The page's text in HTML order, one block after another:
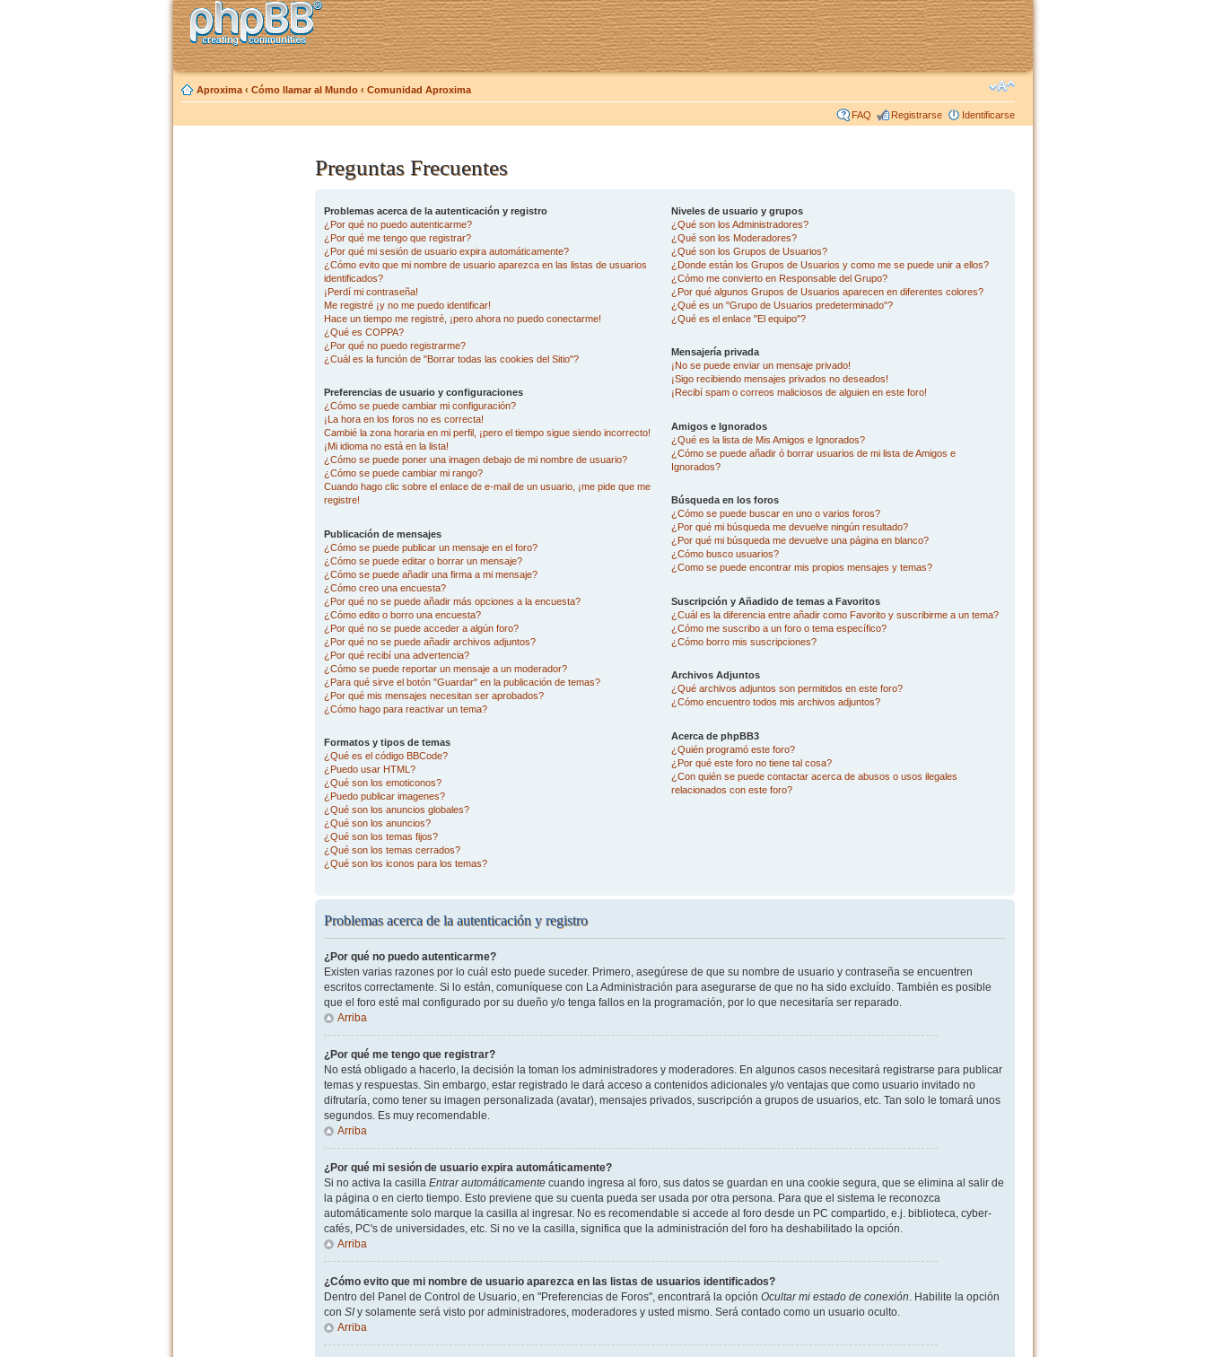
Aproxima ‹ Cómo llamar al Mundo ‹ Comunidad Aproxima
FAQ Registrarse Identificarse
Preguntas Frecuentes
Problemas acerca de la autenticación y registro
¿Por qué no puedo autenticarme?
¿Por qué me tengo que registrar?
¿Por qué mi sesión de usuario expira automáticamente?
¿Cómo evito que mi nombre de usuario aparezca en las listas de usuarios
identificados?
¡Perdí mi contraseña!
Me registré ¡y no me puedo identificar!
Hace un tiempo me registré, ¡pero ahora no puedo conectarme!
¿Qué es COPPA?
¿Por qué no puedo registrarme?
¿Cuál es la función de "Borrar todas las cookies del Sitio"?
Preferencias de usuario y configuraciones
¿Cómo se puede cambiar mi configuración?
¡La hora en los foros no es correcta!
Cambié la zona horaria en mi perfil, ¡pero el tiempo sigue siendo incorrecto!
¡Mi idioma no está en la lista!
¿Cómo se puede poner una imagen debajo de mi nombre de usuario?
¿Cómo se puede cambiar mi rango?
Cuando hago clic sobre el enlace de e-mail de un usuario, ¡me pide que me
registre!
Publicación de mensajes
¿Cómo se puede publicar un mensaje en el foro?
¿Cómo se puede editar o borrar un mensaje?
¿Cómo se puede añadir una firma a mi mensaje?
¿Cómo creo una encuesta?
¿Por qué no se puede añadir más opciones a la encuesta?
¿Cómo edito o borro una encuesta?
¿Por qué no se puede acceder a algún foro?
¿Por qué no se puede añadir archivos adjuntos?
¿Por qué recibí una advertencia?
¿Cómo se puede reportar un mensaje a un moderador?
¿Para qué sirve el botón "Guardar" en la publicación de temas?
¿Por qué mis mensajes necesitan ser aprobados?
¿Cómo hago para reactivar un tema?
Formatos y tipos de temas
¿Qué es el código BBCode?
¿Puedo usar HTML?
¿Qué son los emoticonos?
¿Puedo publicar imagenes?
¿Qué son los anuncios globales?
¿Qué son los anuncios?
¿Qué son los temas fijos?
¿Qué son los temas cerrados?
¿Qué son los iconos para los temas?
Niveles de usuario y grupos
¿Qué son los Administradores?
¿Qué son los Moderadores?
¿Qué son los Grupos de Usuarios?
¿Donde están los Grupos de Usuarios y como me se puede unir a ellos?
¿Cómo me convierto en Responsable del Grupo?
¿Por qué algunos Grupos de Usuarios aparecen en diferentes colores?
¿Qué es un "Grupo de Usuarios predeterminado"?
¿Qué es el enlace "El equipo"?
Mensajería privada
¡No se puede enviar un mensaje privado!
¡Sigo recibiendo mensajes privados no deseados!
¡Recibí spam o correos maliciosos de alguien en este foro!
Amigos e Ignorados
¿Qué es la lista de Mis Amigos e Ignorados?
¿Cómo se puede añadir ó borrar usuarios de mi lista de Amigos e
Ignorados?
Búsqueda en los foros
¿Cómo se puede buscar en uno o varios foros?
¿Por qué mi búsqueda me devuelve ningún resultado?
¿Por qué mi búsqueda me devuelve una página en blanco?
¿Cómo busco usuarios?
¿Como se puede encontrar mis propios mensajes y temas?
Suscripción y Añadido de temas a Favoritos
¿Cuál es la diferencia entre añadir como Favorito y suscribirme a un tema?
¿Cómo me suscribo a un foro o tema específico?
¿Cómo borro mis suscripciones?
Archivos Adjuntos
¿Qué archivos adjuntos son permitidos en este foro?
¿Cómo encuentro todos mis archivos adjuntos?
Acerca de phpBB3
¿Quién programó este foro?
¿Por qué este foro no tiene tal cosa?
¿Con quién se puede contactar acerca de abusos o usos ilegales
relacionados con este foro?
Problemas acerca de la autenticación y registro
¿Por qué no puedo autenticarme?
Existen varias razones por lo cuál esto puede suceder. Primero, asegúrese de que su nombre de usuario y contraseña se encuentren
escritos correctamente. Si lo están, comuníquese con La Administración para asegurarse de que no ha sido excluído. También es posible
que el foro esté mal configurado por su dueño y/o tenga fallos en la programación, por lo que necesitaría ser reparado.
Arriba
¿Por qué me tengo que registrar?
No está obligado a hacerlo, la decisión la toman los administradores y moderadores. En algunos casos necesitará registrarse para publicar
temas y respuestas. Sin embargo, estar registrado le dará acceso a contenidos adicionales y/o ventajas que como usuario invitado no
difrutaría, como tener su imagen personalizada (avatar), mensajes privados, suscripción a grupos de usuarios, etc. Tan solo le tomará unos
segundos. Es muy recomendable.
Arriba
¿Por qué mi sesión de usuario expira automáticamente?
Si no activa la casilla Entrar automáticamentecuando ingresa al foro, sus datos se guardan en una cookie segura, que se elimina al salir de
la página o en cierto tiempo. Esto previene que su cuenta pueda ser usada por otra persona. Para que el sistema le reconozca
automáticamente solo marque la casilla al ingresar. No es recomendable si accede al foro desde un PC compartido, e.j. biblioteca, cyber-
cafés, PC's de universidades, etc. Si no ve la casilla, significa que la administración del foro ha deshabilitado la opción.
Arriba
¿Cómo evito que mi nombre de usuario aparezca en las listas de usuarios identificados?
Dentro del Panel de Control de Usuario, en "Preferencias de Foros", encontrará la opción Ocultar mi estado de conexión . Habilite la opción
con SIy solamente será visto por administradores, moderadores y usted mismo. Será contado como un usuario oculto.
Arriba